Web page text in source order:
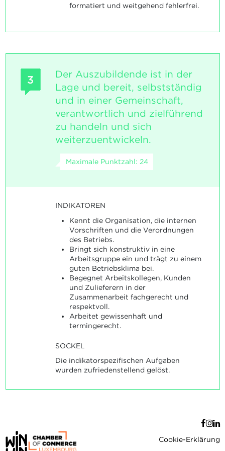
formatiert und weitgehend fehlerfrei.
3
Der Auszubildende ist in der
Lage und bereit, selbstständig
und in einer Gemeinschaft,
verantwortlich und zielführend
zu handeln und sich
weiterzuentwickeln.
Maximale Punktzahl: 24
INDIKATOREN
Kennt die Organisation, die internen
Vorschriften und die Verordnungen
des Betriebs.
Bringt sich konstruktiv in eine
Arbeitsgruppe ein und trägt zu einem
guten Betriebsklima bei.
Begegnet Arbeitskollegen, Kunden
und Zulieferern in der
Zusammenarbeit fachgerecht und
respektvoll.
Arbeitet gewissenhaft und
termingerecht.
SOCKEL
Die indikatorspezifischen Aufgaben
wurden zufriedenstellend gelöst.
Cookie-Erklärung